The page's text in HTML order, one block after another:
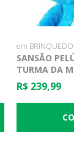
em
SANSÃO
TURMA DA
R$ 239,99